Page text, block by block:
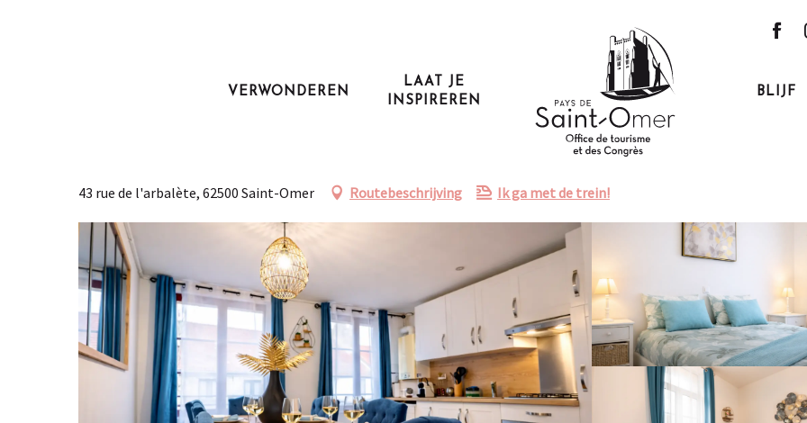
VERWONDEREN
LAAT JE
INSPIREREN
BLIJF
43 rue de l'arbalète, 62500 Saint-Omer Routebeschrijving Ik ga met de trein!